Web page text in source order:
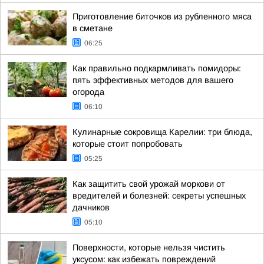
Приготовление биточков из рубленного мяса
в сметане
06:25
Как правильно подкармливать помидоры:
пять эффективных методов для вашего
огорода
06:10
Кулинарные сокровища Карелии: три блюда,
которые стоит попробовать
05:25
Как защитить свой урожай моркови от
вредителей и болезней: секреты успешных
дачников
05:10
Поверхности, которые нельзя чистить
уксусом: как избежать повреждений